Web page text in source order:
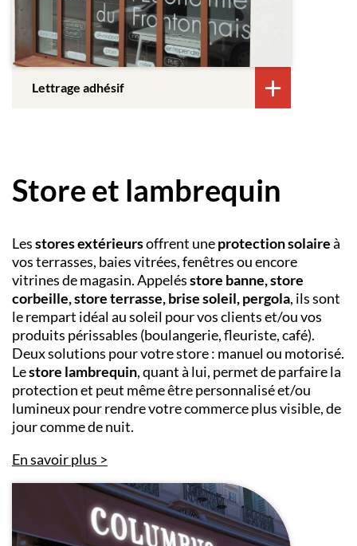
Lettrage adhésif
Store et lambrequin
Lesstores extérieursoffrent uneprotection solaireà
vos terrasses, baies vitrées, fenêtres ou encore
vitrines de magasin. Appelésstore banne, store
corbeille, store terrasse, brise soleil, pergola, ils sont
le rempart idéal au soleil pour vos clients et/ou vos
produits périssables (boulangerie, fleuriste, café).
Deux solutions pour votre store : manuel ou motorisé.
Lestore lambrequin, quant à lui, permet de parfaire la
protection et peut même être personnalisé et/ou
lumineux pour rendre votre commerce plus visible, de
jour comme de nuit.
En savoir plus